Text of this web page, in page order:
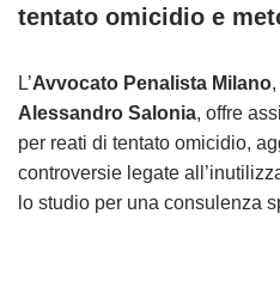
tentato omicidio e
L’Avvocato Penalista Milano,
Alessandro Salonia, offre
per reati di tentato omicidio,
controversie legate
lo studio per una consulenza